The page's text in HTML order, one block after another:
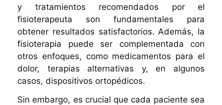
y tratamientos recomendados por el
fisioterapeuta son fundamentales para
obtener resultados satisfactorios. Además, la
fisioterapia puede ser complementada con
otros enfoques, como medicamentos para el
dolor, terapias alternativas y, en algunos
casos, dispositivos ortopédicos.
Sin embargo, es crucial que cada paciente sea